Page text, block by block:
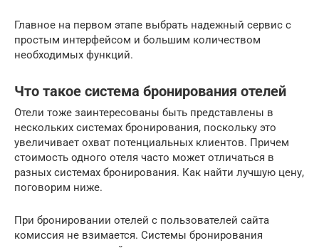
Главное на первом этапе выбрать надежный сервис с
простым интерфейсом и большим количеством
необходимых функций.
Что такое система бронирования отелей
Отели тоже заинтересованы быть представлены в
нескольких системах бронирования, поскольку это
увеличивает охват потенциальных клиентов. Причем
стоимость одного отеля часто может отличаться в
разных системах бронирования. Как найти лучшую цену,
поговорим ниже.
При бронировании отелей с пользователей сайта
комиссия не взимается. Системы бронирования